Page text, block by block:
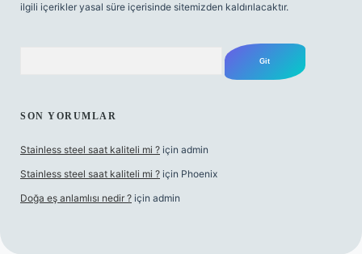
ilgili içerikler yasal süre içerisinde sitemizden kaldırılacaktır.
SON YORUMLAR
Stainless steel saat kaliteli mi ? için admin
Stainless steel saat kaliteli mi ? için Phoenix
Doğa eş anlamlısı nedir ? için admin